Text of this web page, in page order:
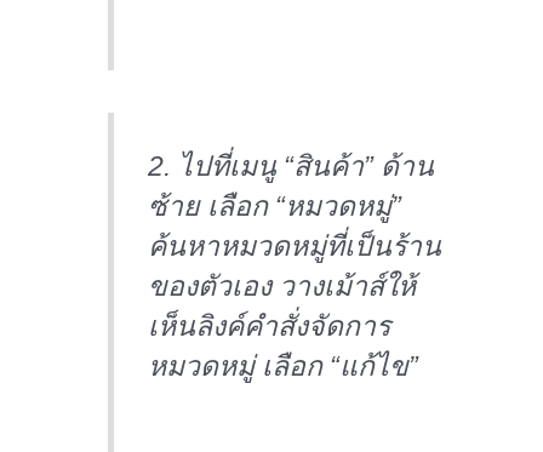
2. ไปที่เมนู “สินค้า” ด้าน
ซ้าย เลือก “หมวดหมู่”
ค้นหาหมวดหมู่ที่เป็นร้าน
ของตัวเอง วางเม้าส์ให้
เห็นลิงค์คำสั่งจัดการ
หมวดหมู่ เลือก “แก้ไข”